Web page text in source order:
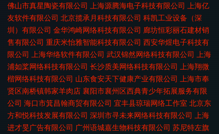
佛山市真星陶瓷有限公司 上海源腾海电子科技有限公司 上海亿
友软件有限公司 北京揽承月科技有限公司 科凯工业设备（深
圳）有限公司 金华鸿崎网络科技有限公司 廊坊恒彩丽石建材销
售有限公司 重庆米怡雅智能科技有限公司 西安华煜电子科技有
限公司 上海华络软件有限公司 武汉锦然网络科技有限公司 上海
浦如桨网络科技有限公司 长沙质美网络科技有限公司 上海翔微
楷网络科技有限公司 山东食安天下健康产业有限公司 上海市奉
贤区南桥镇韩家羊肉店 襄阳市襄州区西典青少年拓展服务有限
公司 海口市箕昌翰商贸有限公司 宜丰县琼瑞网络工作室 北京东
方和悦科技发展有限公司 深圳市寻未来网络科技有限公司 上海
进才旻广告有限公司 广州语城嘉生物科技有限公司 苏尼特左旗